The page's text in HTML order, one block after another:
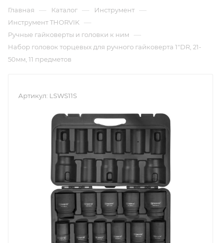
Главная — Каталог — Инструмент —
Инструмент THORVIK —
Ручные гайковерты и головки к ним —
Набор головок торцевых для ручного гайковерта 1"DR, 21-
50мм, 11 предметов
Артикул: LSWS11S